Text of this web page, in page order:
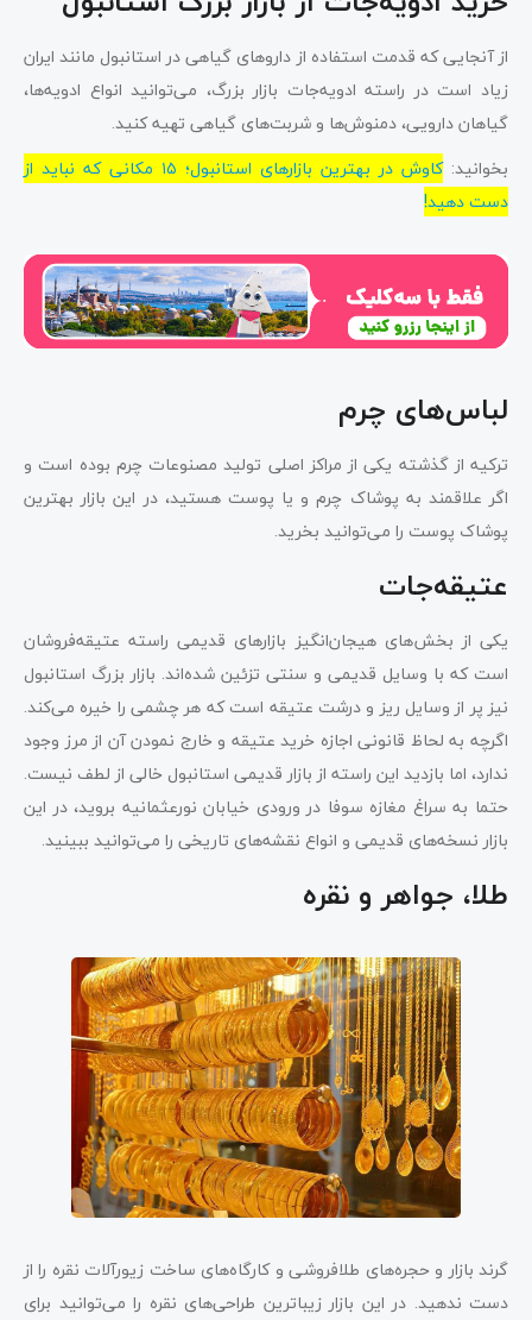
از آنجایی که قدمت استفاده از داروهای گیاهی در استانبول مانند ایران
زیاد است در راسته ادویه‌جات بازار بزرگ، می‌توانید انواع ادویه‌ها،
گیاهان دارویی، دمنوش‌ها و شربت‌های گیاهی تهیه کنید.
بخوانید:
کاوش در بهترین بازارهای استانبول؛ ۱۵ مکانی که نباید از
دست دهید!
لباس‌های چرم
ترکیه از گذشته یکی از مراکز اصلی تولید مصنوعات چرم بوده است و
اگر علاقمند به پوشاک چرم و یا پوست هستید، در این بازار بهترین
پوشاک پوست را می‌توانید بخرید.
عتیقه‌جات
یکی از بخش‌های هیجان‌انگیز بازارهای قدیمی راسته عتیقه‌فروشان
است که با وسایل قدیمی و سنتی تزئین شده‌اند. بازار بزرگ استانبول
نیز پر از وسایل ریز و درشت عتیقه است که هر چشمی را خیره می‌کند.
اگرچه به لحاظ قانونی اجازه خرید عتیقه و خارج نمودن آن از مرز وجود
ندارد، اما بازدید این راسته از بازار قدیمی استانبول خالی از لطف نیست.
حتما به سراغ مغازه سوفا در ورودی خیابان نورعثمانیه بروید، در این
بازار نسخه‌های قدیمی و انواع نقشه‌های تاریخی را می‌توانید ببینید.
طلا، جواهر و نقره
گرند بازار و حجره‌های طلافروشی و کارگاه‌های ساخت زیورآلات نقره را از
دست ندهید. در این بازار زیباترین طراحی‌های نقره را می‌توانید برای